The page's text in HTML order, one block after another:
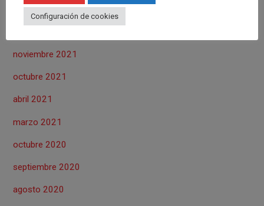
octubre 2022
noviembre 2021
octubre 2021
abril 2021
marzo 2021
octubre 2020
septiembre 2020
agosto 2020
Configuración de cookies